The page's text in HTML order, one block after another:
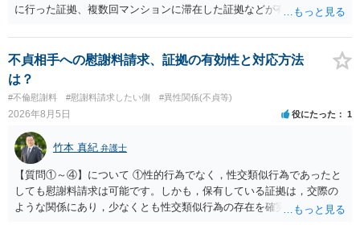
に行った証拠、複数回マンションに滞在した証拠などが有効です。 不
婚する、慰謝料をとるなど）ことができると思われます。 ただし、不
貞発覚後、長期間同居を続けると、不貞を許したとの評価につながる
場合がありますので、ご注意ください。 以上、ご参考まで。
不貞相手への慰謝料請求、証拠の有効性と対応方法
は？
#不倫慰謝料 #慰謝料請求したい側 #異性関係(不貞等)
2026年8月5日 役にたった 1
竹本 真紀 弁護士
【質問①～④】について ①性的行為でなく，性交類似行為であったと
しても慰謝料請求は可能です。しかも，保有している証拠は，交際の
ような関係にあり，少なくとも性交類似行為の存在を確実に証明でき